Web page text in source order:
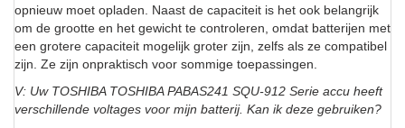
opnieuw moet opladen. Naast de capaciteit is het ook belangrijk
om de grootte en het gewicht te controleren, omdat batterijen met
een grotere capaciteit mogelijk groter zijn, zelfs als ze compatibel
zijn. Ze zijn onpraktisch voor sommige toepassingen.
V: Uw TOSHIBA TOSHIBA PABAS241 SQU-912 Serie accu heeft
verschillende voltages voor mijn batterij. Kan ik deze gebruiken?